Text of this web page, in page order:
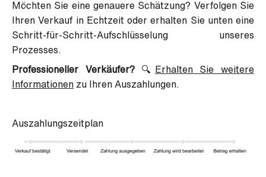
Möchten Sie eine genauere Schätzung? Verfolgen Sie
Ihren Verkauf in Echtzeit oder erhalten Sie unten eine
Schritt-für-Schritt-Aufschlüsselung unseres
Prozesses.
Professioneller Verkäufer?🔍
Erhalten Sie weitere
Informationen zu Ihren Auszahlungen.
Auszahlungszeitplan